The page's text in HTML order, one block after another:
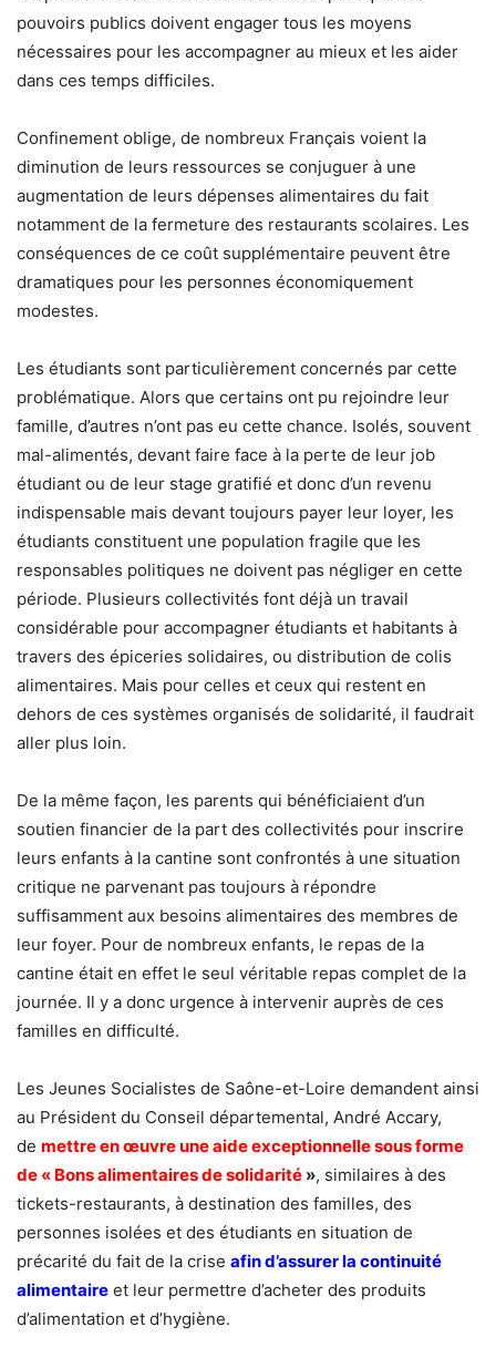
pouvoirs publics doivent engager tous les moyens
nécessaires pour les accompagner au mieux et les aider
dans ces temps difficiles.
Confinement oblige, de nombreux Français voient la
diminution de leurs ressources se conjuguer à une
augmentation de leurs dépenses alimentaires du fait
notamment de la fermeture des restaurants scolaires. Les
conséquences de ce coût supplémentaire peuvent être
dramatiques pour les personnes économiquement
modestes.
Les étudiants sont particulièrement concernés par cette
problématique. Alors que certains ont pu rejoindre leur
famille, d’autres n’ont pas eu cette chance. Isolés, souvent
mal-alimentés, devant faire face à la perte de leur job
étudiant ou de leur stage gratifié et donc d’un revenu
indispensable mais devant toujours payer leur loyer, les
étudiants constituent une population fragile que les
responsables politiques ne doivent pas négliger en cette
période. Plusieurs collectivités font déjà un travail
considérable pour accompagner étudiants et habitants à
travers des épiceries solidaires, ou distribution de colis
alimentaires. Mais pour celles et ceux qui restent en
dehors de ces systèmes organisés de solidarité, il faudrait
aller plus loin.
De la même façon, les parents qui bénéficiaient d’un
soutien financier de la part des collectivités pour inscrire
leurs enfants à la cantine sont confrontés à une situation
critique ne parvenant pas toujours à répondre
suffisamment aux besoins alimentaires des membres de
leur foyer. Pour de nombreux enfants, le repas de la
cantine était en effet le seul véritable repas complet de la
journée. Il y a donc urgence à intervenir auprès de ces
familles en difficulté.
Les Jeunes Socialistes de Saône-et-Loire demandent ainsi
au Président du Conseil départemental, André Accary,
de mettre en œuvre une aide exceptionnelle sous forme
de « Bons alimentaires de solidarité », similaires à des
tickets-restaurants, à destination des familles, des
personnes isolées et des étudiants en situation de
précarité du fait de la crise afin d’assurer la continuité
alimentaire et leur permettre d’acheter des produits
d’alimentation et d’hygiène.